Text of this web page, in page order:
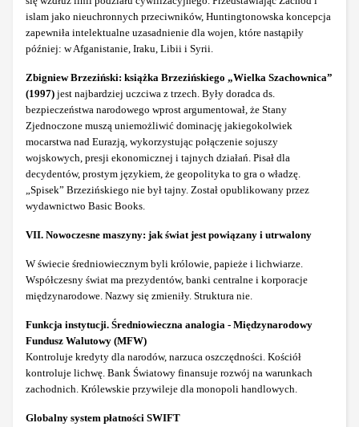
islam jako nieuchronnych przeciwników, Huntingtonowska koncepcja
zapewniła intelektualne uzasadnienie dla wojen, które nastąpiły
później: w Afganistanie, Iraku, Libii i Syrii.
Zbigniew Brzeziński: książka Brzezińskiego „Wielka Szachownica”
(1997) jest najbardziej uczciwa z trzech. Były doradca ds.
bezpieczeństwa narodowego wprost argumentował, że Stany
Zjednoczone muszą uniemożliwić dominację jakiegokolwiek
mocarstwa nad Eurazją, wykorzystując połączenie sojuszy
wojskowych, presji ekonomicznej i tajnych działań. Pisał dla
decydentów, prostym językiem, że geopolityka to gra o władzę.
„Spisek” Brzezińskiego nie był tajny. Został opublikowany przez
wydawnictwo Basic Books.
VII. Nowoczesne maszyny: jak świat jest powiązany i utrwalony
W świecie średniowiecznym byli królowie, papieże i lichwiarze.
Współczesny świat ma prezydentów, banki centralne i korporacje
międzynarodowe. Nazwy się zmieniły. Struktura nie.
Funkcja instytucji. Średniowieczna analogia - Międzynarodowy
Fundusz Walutowy (MFW)
Kontroluje kredyty dla narodów, narzuca oszczędności. Kościół
kontroluje lichwę. Bank Światowy finansuje rozwój na warunkach
zachodnich. Królewskie przywileje dla monopoli handlowych.
Globalny system płatności SWIFT